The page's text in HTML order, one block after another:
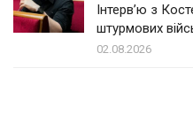
Інтерв’ю з
штурмових
02.08.2026